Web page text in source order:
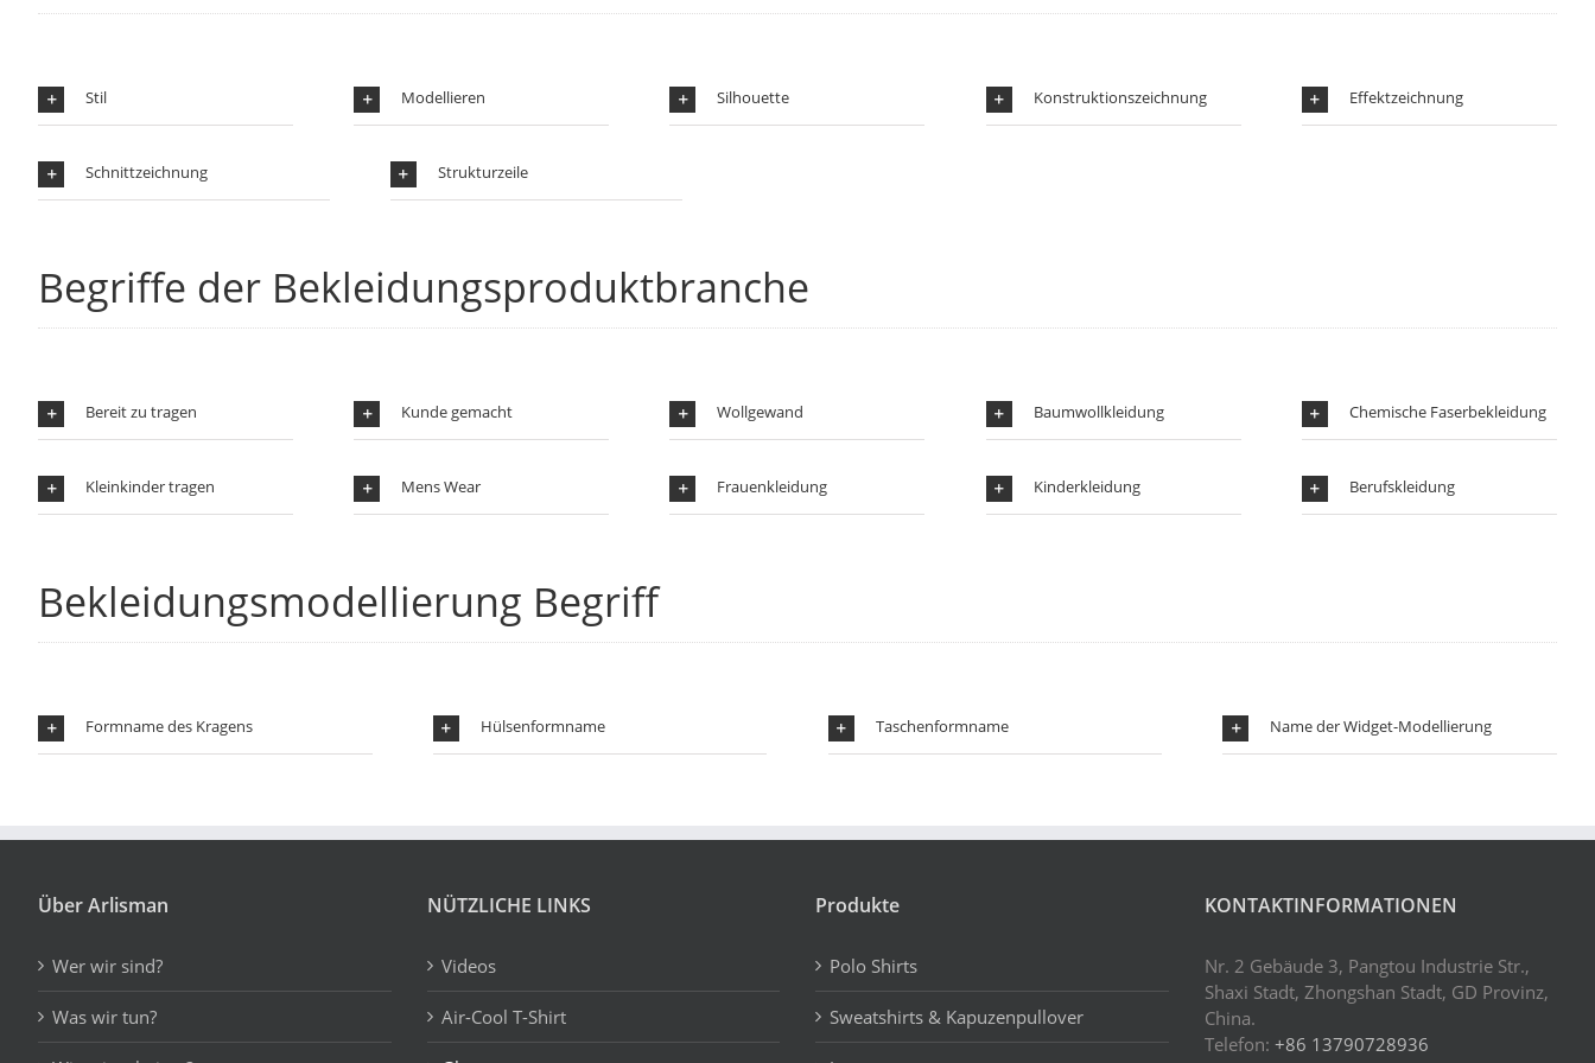
Stil Modellieren Silhouette Konstruktionszeichnung Effektzeichnung
Schnittzeichnung Strukturzeile
Begriffe der Bekleidungsproduktbranche
Bereit zu tragen Kunde gemacht Wollgewand Baumwollkleidung Chemische Faserbekleidung
Kleinkinder tragen Mens Wear Frauenkleidung Kinderkleidung Berufskleidung
Bekleidungsmodellierung Begriff
Formname des Kragens Hülsenformname Taschenformname Name der Widget-Modellierung
Über Arlisman
Wer wir sind?
Was wir tun?
NÜTZLICHE LINKS
Videos
Air-Cool T-Shirt
Produkte
Polo Shirts
Sweatshirts & Kapuzenpullover
KONTAKTINFORMATIONEN
Nr. 2 Gebäude 3, Pangtou Industrie Str.,
Shaxi Stadt, Zhongshan Stadt, GD Provinz,
China.
Telefon: +86 13790728936